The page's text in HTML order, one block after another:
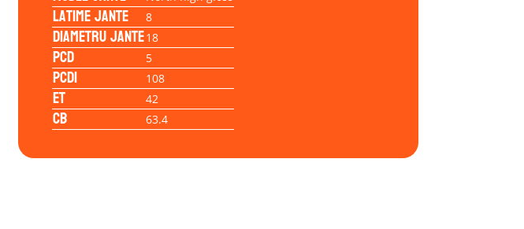
Latime jante 8
Diametru jante18
PCD 5
PCD1 108
ET 42
CB 63.4